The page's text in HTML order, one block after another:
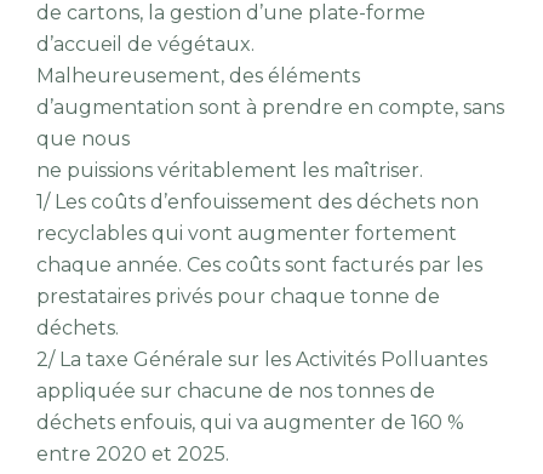
de cartons, la gestion d’une plate-forme
d’accueil de végétaux.
Malheureusement, des éléments
d’augmentation sont à prendre en compte, sans
que nous
ne puissions véritablement les maîtriser.
1/ Les coûts d’enfouissement des déchets non
recyclables qui vont augmenter fortement
chaque année. Ces coûts sont facturés par les
prestataires privés pour chaque tonne de
déchets.
2/ La taxe Générale sur les Activités Polluantes
appliquée sur chacune de nos tonnes de
déchets enfouis, qui va augmenter de 160 %
entre 2020 et 2025.